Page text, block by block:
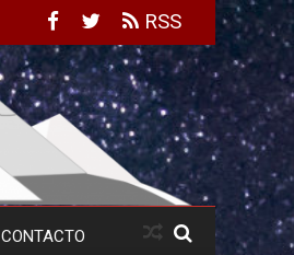
RSS
CONTACTO